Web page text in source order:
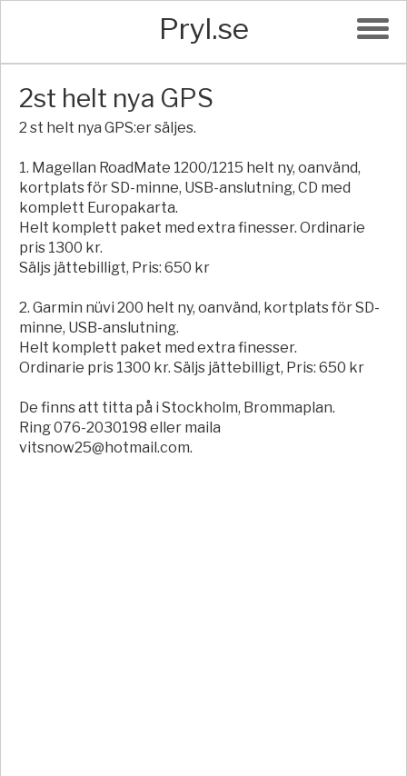
Pryl.se
2st helt nya GPS
2 st helt nya GPS:er säljes.
1. Magellan RoadMate 1200/1215 helt ny, oanvänd,
kortplats för SD-minne, USB-anslutning, CD med
komplett Europakarta.
Helt komplett paket med extra finesser. Ordinarie
pris 1300 kr.
Säljs jättebilligt, Pris: 650 kr
2. Garmin nüvi 200 helt ny, oanvänd, kortplats för SD-
minne, USB-anslutning.
Helt komplett paket med extra finesser.
Ordinarie pris 1300 kr. Säljs jättebilligt, Pris: 650 kr
De finns att titta på i Stockholm, Brommaplan.
Ring 076-2030198 eller maila
vitsnow25@hotmail.com.